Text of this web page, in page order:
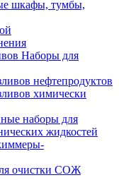
шкафы, тумбы,
Наборы для
нефтепродуктов
химически
наборы для
жидкостей
очистки СОЖ